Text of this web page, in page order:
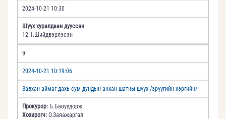
2024-10-21 10:30
Шүүх хуралдаан дууссан
12.1.Шийдвэрлэсэн
9
2024-10-21 10:19:06
Завхан аймаг дахь сум дундын анхан шатны шүүх /эрүүгийн хэргийн/
Прокурор: Б.Бавуудорж
Хохирогч: О.Заяажаргал